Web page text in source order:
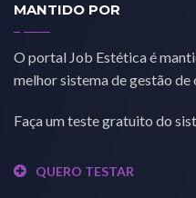
MANTIDO POR
O portal Job Estética é
melhor sistema de gestão
Faça um teste gratuito do
QUERO TESTAR